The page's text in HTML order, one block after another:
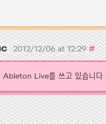
2012/12/06 at 12:29#
Ableton Live를 쓰고 있습니다